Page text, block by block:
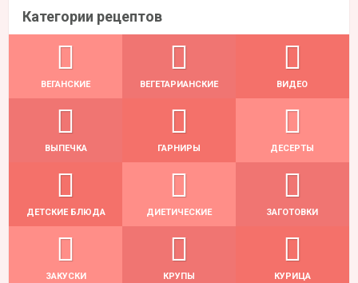
Категории рецептов
ВЕГАНСКИЕ ВЕГЕТАРИАНСКИЕ ВИДЕО
ВЫПЕЧКА ГАРНИРЫ ДЕСЕРТЫ
ДЕТСКИЕ БЛЮДА ДИЕТИЧЕСКИЕ ЗАГОТОВКИ
ЗАКУСКИ КРУПЫ КУРИЦА